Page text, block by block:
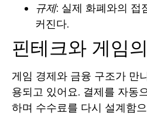
규제: 실제 화폐와의 접
커진다.
핀테크와 게임
게임 경제와 금융 구조가 만
용되고 있어요. 결제를 자동
하며 수수료를 다시 설계함